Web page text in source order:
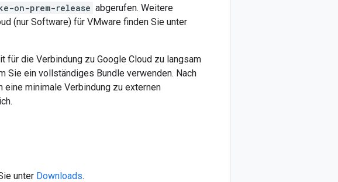
on-prem-release abgerufen. Weitere
(nur Software) für VMware finden Sie unter
die Verbindung zu Google Cloud zu langsam
Sie ein vollständiges Bundle verwenden. Nach
minimale Verbindung zu externen
unter Downloads.